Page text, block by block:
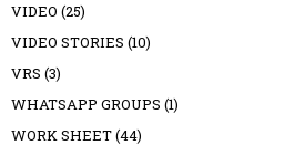
VIDEO (25)
VIDEO STORIES (10)
VRS (3)
WHATSAPP GROUPS (1)
WORK SHEET(44)